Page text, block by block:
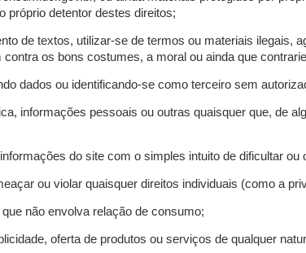
próprio detentor destes direitos;
de textos, utilizar-se de termos ou materiais ilegais,
os bons costumes, a moral ou ainda que
dados ou identificando-se como terceiro sem
informações pessoais ou outras quaisquer que, de
do site com o simples intuito de dificultar
ou violar quaisquer direitos individuais (como a
não envolva relação de consumo;
oferta de produtos ou serviços de qualquer